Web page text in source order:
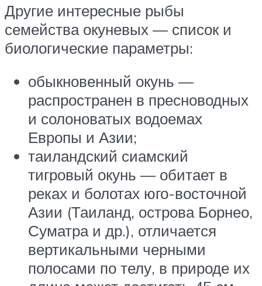
Другие интересные рыбы
семейства окуневых — список и
биологические параметры:
обыкновенный окунь —
распространен в пресноводных
и солоноватых водоемах
Европы и Азии;
таиландский сиамский
тигровый окунь — обитает в
реках и болотах юго-восточной
Азии (Таиланд, острова Борнео,
Суматра и др.), отличается
вертикальными черными
полосами по телу, в природе их